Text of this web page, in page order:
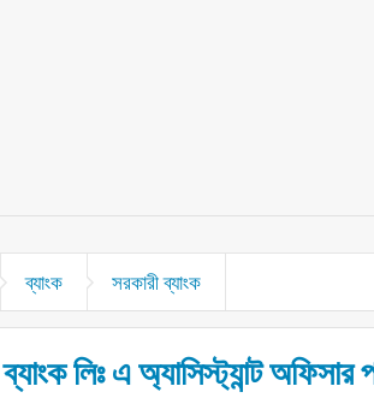
ব্যাংক সরকারী ব্যাংক
লিঃ এ অ্যাসিস্ট্যান্ট